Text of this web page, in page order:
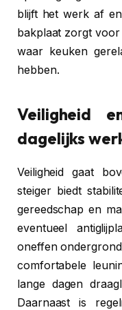
blijft het werk af
bakplaat zorgt
waar keuken
hebben.
Veiligheid
dagelijks
Veiligheid gaat
steiger biedt
gereedschap en
eventueel
oneffen
comfortabele
lange dagen
Daarnaast is